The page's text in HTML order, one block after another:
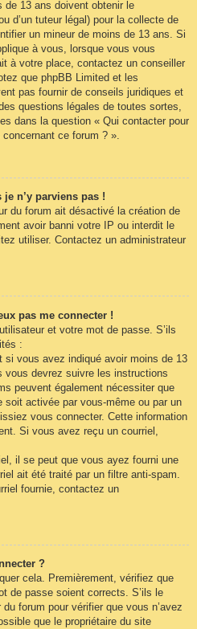
de 13 ans doivent obtenir le
d’un tuteur légal) pour la collecte de
un mineur de moins de 13 ans. Si
à vous, lorsque vous vous
à votre place, contactez un conseiller
que phpBB Limited et les
pas fournir de conseils juridiques et
questions légales de toutes sortes,
dans la question « Qui contacter pour
ce forum ? ».
n’y parviens pas !
du forum ait désactivé la création de
avoir banni votre IP ou interdit le
utiliser. Contactez un administrateur
pas me connecter !
et votre mot de passe. S’ils
:
vous avez indiqué avoir moins de 13
vous devrez suivre les instructions
peuvent également nécessiter que
soit activée par vous-même ou par un
vous connecter. Cette information
Si vous avez reçu un courriel,
il se peut que vous ayez fourni une
ait été traité par un filtre anti-spam.
fournie, contactez un
?
cela. Premièrement, vérifiez que
de passe soient corrects. S’ils le
forum pour vérifier que vous n’avez
que le propriétaire du site